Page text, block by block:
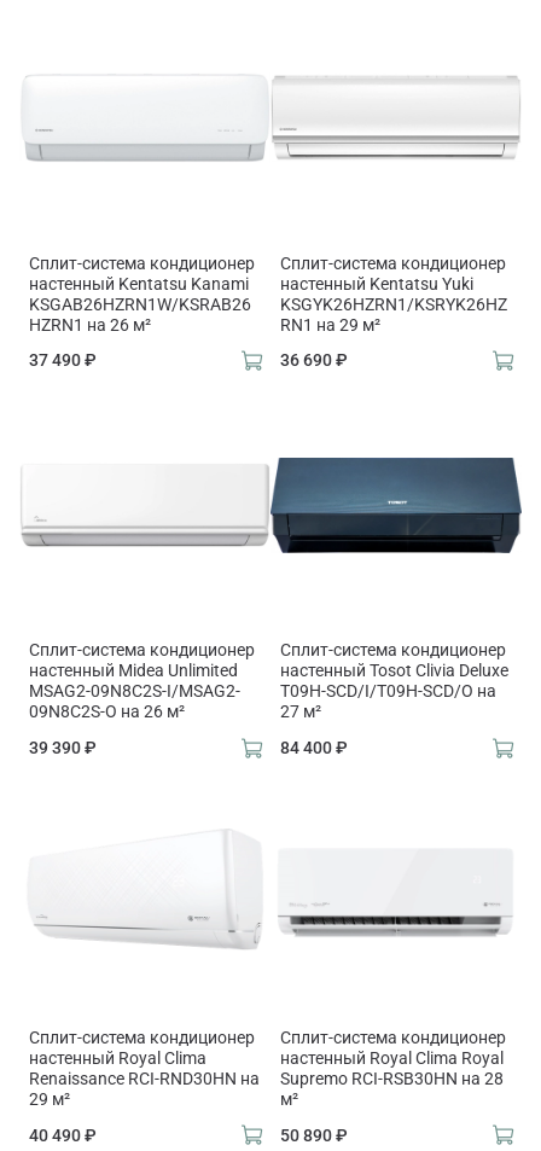
Сплит-система кондиционер
настенный Kentatsu Kanami
KSGAB26HZRN1W/KSRAB26
HZRN1 на 26 м²
37 490 ₽
Сплит-система кондиционер
настенный Kentatsu Yuki
KSGYK26HZRN1/KSRYK26HZ
RN1 на 29 м²
36 690 ₽
Сплит-система кондиционер
настенный Midea Unlimited
MSAG2-09N8C2S-I/MSAG2-
09N8C2S-O на 26 м²
39 390 ₽
Сплит-система кондиционер
настенный Tosot Clivia Deluxe
T09H-SCD/I/T09H-SCD/O на
27 м²
84 400 ₽
Сплит-система кондиционер
настенный Royal Clima
Renaissance RCI-RND30HN на
29 м²
40 490 ₽
Сплит-система кондиционер
настенный Royal Clima Royal
Supremo RCI-RSB30HN на 28
м²
50 890 ₽